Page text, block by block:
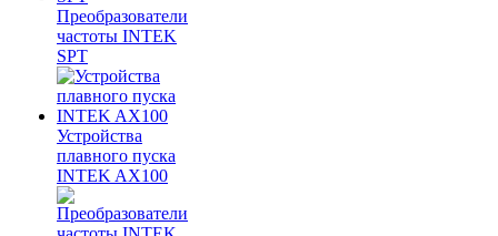
Преобразователи
частоты INTEK
SPT
Устройства
плавного пуска
INTEK AX100